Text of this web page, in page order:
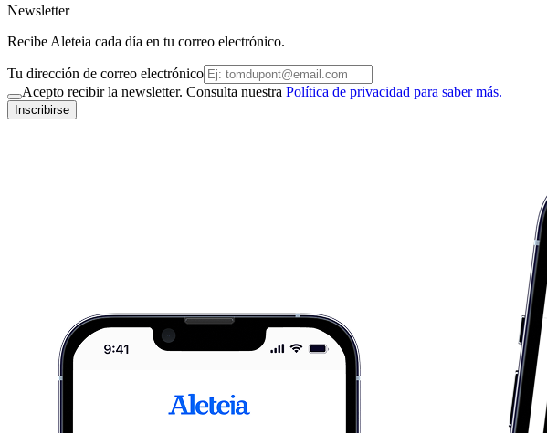
Newsletter
Recibe Aleteia cada día en tu correo electrónico.
Tu dirección de correo electrónico
Acepto recibir la newsletter. Consulta nuestra Política de privacidad para saber más.
Inscribirse